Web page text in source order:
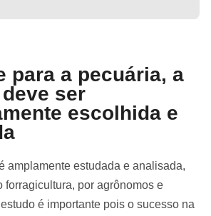
para a pecuária, a
ser
escolhida e
amplamente estudada e analisada,
forragicultura, por agrônomos e
é importante pois o sucesso na